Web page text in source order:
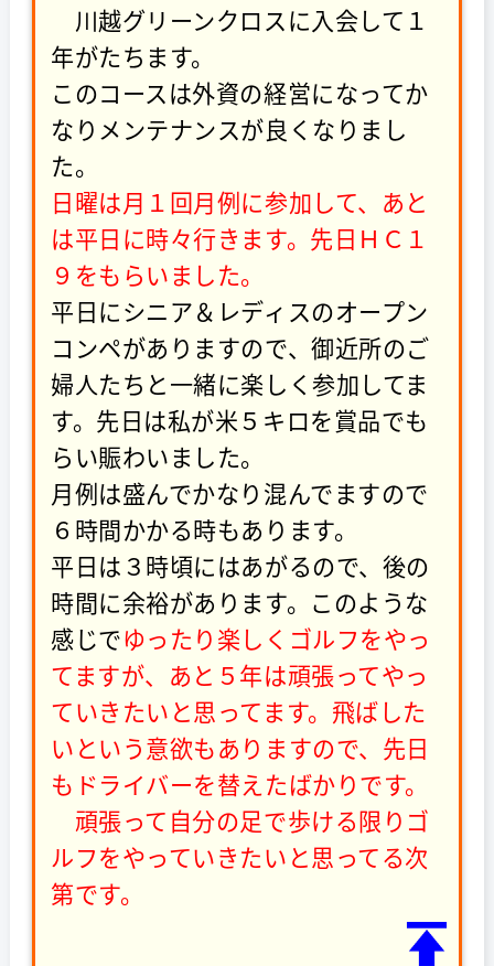
川越グリーンクロスに入会して１
年がたちます。
このコースは外資の経営になってか
なりメンテナンスが良くなりまし
た。
日曜は月１回月例に参加して、あと
は平日に時々行きます。先日ＨＣ１
９をもらいました。
平日にシニア＆レディスのオープン
コンペがありますので、御近所のご
婦人たちと一緒に楽しく参加してま
す。先日は私が米５キロを賞品でも
らい賑わいました。
月例は盛んでかなり混んでますので
６時間かかる時もあります。
平日は３時頃にはあがるので、後の
時間に余裕があります。このような
感じでゆったり楽しくゴルフをやっ
てますが、あと５年は頑張ってやっ
ていきたいと思ってます。飛ばした
いという意欲もありますので、先日
もドライバーを替えたばかりです。
頑張って自分の足で歩ける限りゴ
ルフをやっていきたいと思ってる次
第です。